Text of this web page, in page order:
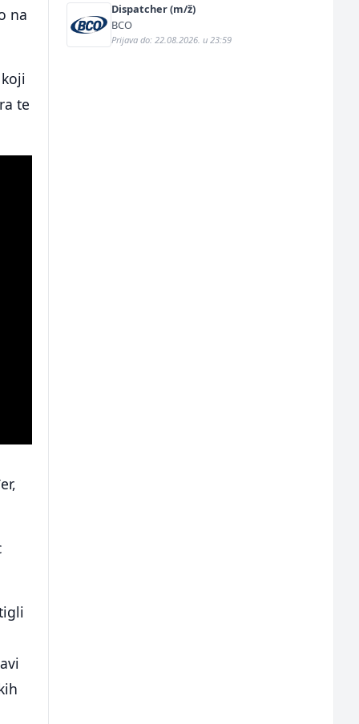
na
te
Dispatcher (m/ž)
BCO
Prijava do: 22.08.2026. u 23:59